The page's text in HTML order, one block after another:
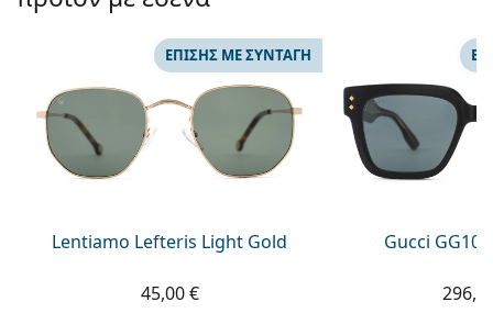
Persol
Όλες οι μάρκες
Lentiamo Lefteris Light Gold
ΕΠΊΣΗΣ ΜΕ ΣΥΝΤΑΓΉ
45,00 €
Gucci